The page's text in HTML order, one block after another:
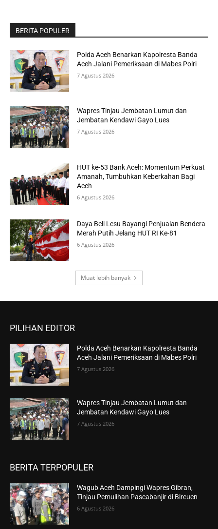
BERITA POPULER
Polda Aceh Benarkan Kapolresta Banda
Aceh Jalani Pemeriksaan di Mabes Polri
7 Agustus 2026
Wapres Tinjau Jembatan Lumut dan
Jembatan Kendawi Gayo Lues
7 Agustus 2026
HUT ke-53 Bank Aceh: Momentum Perkuat
Amanah, Tumbuhkan Keberkahan Bagi
Aceh
6 Agustus 2026
Daya Beli Lesu Bayangi Penjualan Bendera
Merah Putih Jelang HUT RI Ke-81
6 Agustus 2026
Muat lebih banyak
PILIHAN EDITOR
Polda Aceh Benarkan Kapolresta Banda
Aceh Jalani Pemeriksaan di Mabes Polri
7 Agustus 2026
Wapres Tinjau Jembatan Lumut dan
Jembatan Kendawi Gayo Lues
7 Agustus 2026
BERITA TERPOPULER
Wagub Aceh Dampingi Wapres Gibran,
Tinjau Pemulihan Pascabanjir di Bireuen
6 Agustus 2026